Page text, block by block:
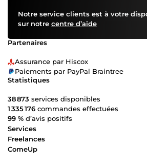
Notre service clients est à votre
sur notre centre d’aide
Partenaires
Assurance par Hiscox
Paiements par PayPal Braintree
Statistiques
38 873 services disponibles
1 335 176 commandes effectuées
99 % d’avis positifs
Services
Freelances
ComeUp